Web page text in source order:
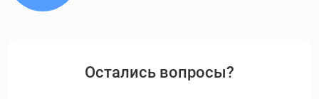
Остались вопросы?